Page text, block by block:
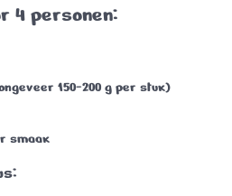
4 personen:
150-200 g per stuk)
smaak